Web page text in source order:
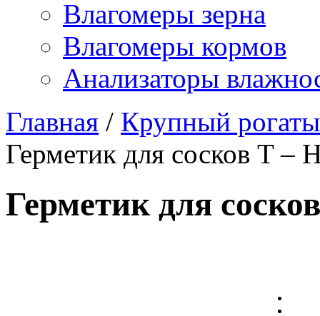
Влагомеры зерна
Влагомеры кормов
Анализаторы
Главная / Крупный
Герметик для сосков T –
Герметик для